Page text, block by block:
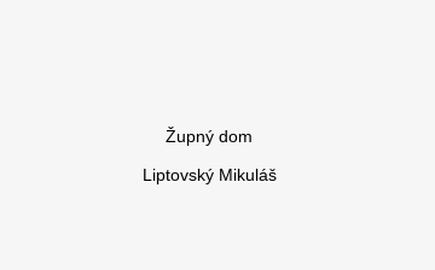
Župný dom
Liptovský Mikuláš